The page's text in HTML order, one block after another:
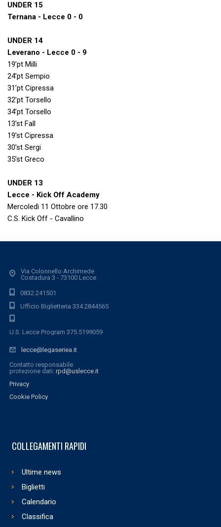
UNDER 15
Ternana - Lecce 0 - 0
UNDER 14
Leverano - Lecce 0 - 9
19’pt Milli
24’pt Sempio
31’pt Cipressa
32’pt Torsello
34’pt Torsello
13’st Fall
19’st Cipressa
30’st Sergi
35’st Greco
UNDER 13
Lecce - Kick Off Academy
Mercoledì 11 Ottobre ore 17.30
C.S. Kick Off - Cavallino
Via Colonnello Archimede
Costadura 3 - 73100 Lecce
0832.241501
Ufficio Biglietteria 334.2844565
U.S. Lecce Program 375.5199059
lecce@legaseriea.it
Contatto responsabile
protezione dati: rpd@uslecce.it
Privacy
Cookie Policy
COLLEGAMENTI RAPIDI
Ultime news
Biglietti
Calendario
Classifica